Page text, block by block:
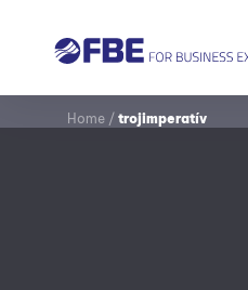
Home / trojimperatív